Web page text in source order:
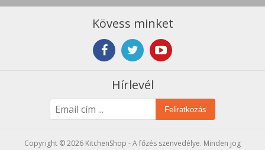
Kövess minket
Hírlevél
Feliratkozás
Copyright © 2026 KitchenShop - A főzés szenvedélye. Minden jog